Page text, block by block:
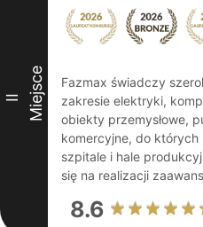
II Miejsce
Fazmax świadczy
zakresie elektryki,
obiekty przemysłowe,
komercyjne, do których
szpitale i hale
się na realizacji
8.6